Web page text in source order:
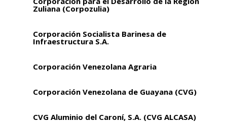
Zuliana (Corpozulia)
Corporación Socialista Barinesa de
Infraestructura S.A.
Corporación Venezolana Agraria
Corporación Venezolana de Guayana (CVG)
CVG Aluminio del Caroní, S.A. (CVG ALCASA)